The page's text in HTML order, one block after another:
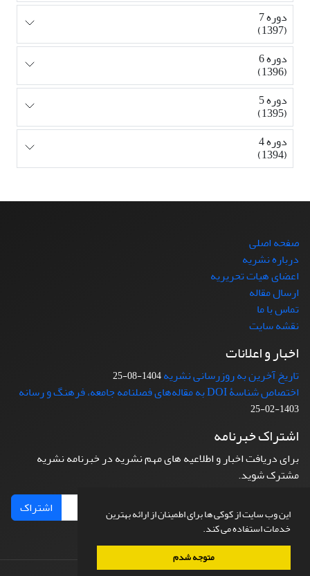
این وب سایت از کوکی ها برای اطمینان از ارائه بهترین
خدمات استفاده می کند.
متوجه شدم
دوره 7
(1397)
دوره 6
(1396)
دوره 5
(1395)
دوره 4
(1394)
صفحه اصلی
درباره نشریه
اعضای هیات تحریریه
ارسال مقاله
تماس با ما
نقشه سایت
اخبار و اعلانات
تاریخ آخرین به روزرسانی نشریه1404-08-25
اختصاص شناسۀ DOI به مقاله‌های فصلنامه جامعه، فرهنگ و رسانه
1403-02-25
اشتراک خبرنامه
برای دریافت اخبار و اطلاعیه های مهم نشریه در خبرنامه نشریه
مشترک شوید.
اشتراک